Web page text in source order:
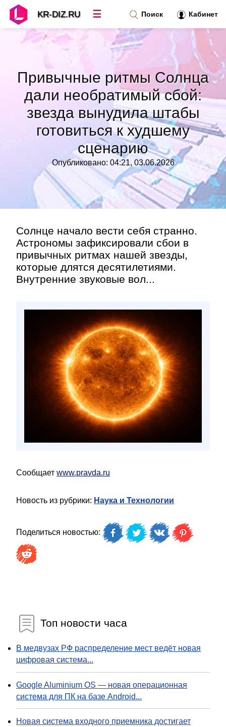
Привычные ритмы Солнца
дали необратимый сбой:
звезда вынудила штабы
готовиться к худшему
сценарию
Опубликовано: 04:21, 03.06.2026
Солнце начало вести себя странно.
Астрономы зафиксировали сбои в
привычных ритмах нашей звезды,
которые длятся десятилетиями.
Внутренние звуковые вол...
Сообщает www.pravda.ru
Новость из рубрики: Наука и Технологии
Поделиться новостью:
Топ новости часа
В медвузах РФ распределение мест ведёт новая
цифровая система...
Google Aluminium OS — новая операционная
система для ПК на базе Android...
Новая система входного приемника достигает
Поиск Кабинет
KR-DIZ.RU ☰
Топ новостей»
Рубрики»
Контакт»